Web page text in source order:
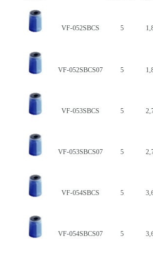
VF-052SBCS 5
VF-052SBCS07 5
VF-053SBCS 5
VF-053SBCS07 5
VF-054SBCS 5
VF-054SBCS07 5